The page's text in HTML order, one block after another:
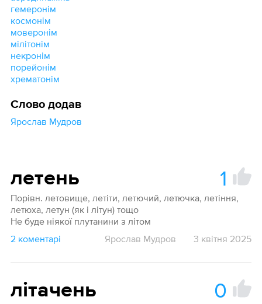
гемеронім
космонім
моверонім
мілітонім
некронім
порейонім
хрематонім
Слово додав
Ярослав Мудров
летень 1
Порівн. летовище, летіти, летючий, летючка, летіння,
летюха, летун (як і літун) тощо
Не буде ніякої плутанини з літом
2 коментарі
Ярослав Мудров 3 квітня 2025
літачень 0